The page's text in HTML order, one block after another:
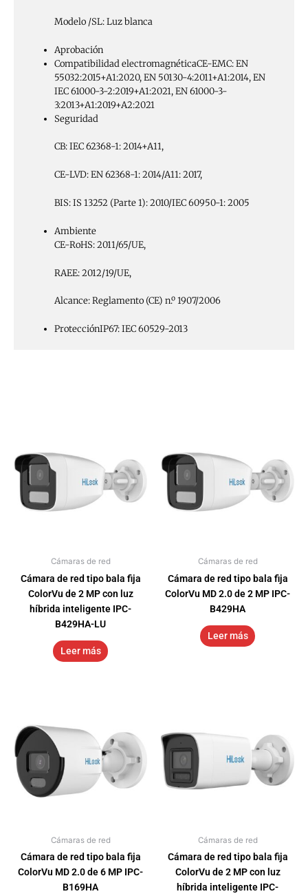
Cámaras de red
Cámara de red tipo bala fija
ColorVu de 2 MP con luz
híbrida inteligente IPC-
B429HA-LU
Leer más
Cámaras de red
Cámara de red tipo bala fija
ColorVu MD 2.0 de 2 MP IPC-
B429HA
Leer más
Cámaras de red
Cámara de red tipo bala fija
ColorVu MD 2.0 de 6 MP IPC-
B169HA
Cámaras de red
Cámara de red tipo bala fija
ColorVu de 2 MP con luz
híbrida inteligente IPC-
Modelo /SL: Luz blanca
Aprobación
Compatibilidad electromagnéticaCE-EMC: EN
55032:2015+A1:2020, EN 50130-4:2011+A1:2014, EN
IEC 61000-3-2:2019+A1:2021, EN 61000-3-
3:2013+A1:2019+A2:2021
Seguridad
CB: IEC 62368-1: 2014+A11,
CE-LVD: EN 62368-1: 2014/A11: 2017,
BIS: IS 13252 (Parte 1): 2010/IEC 60950-1: 2005
Ambiente
CE-RoHS: 2011/65/UE,
RAEE: 2012/19/UE,
Alcance: Reglamento (CE) n.º 1907/2006
ProtecciónIP67: IEC 60529-2013